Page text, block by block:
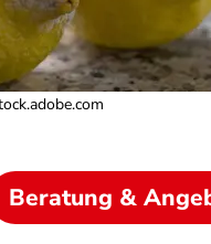
Beratung &